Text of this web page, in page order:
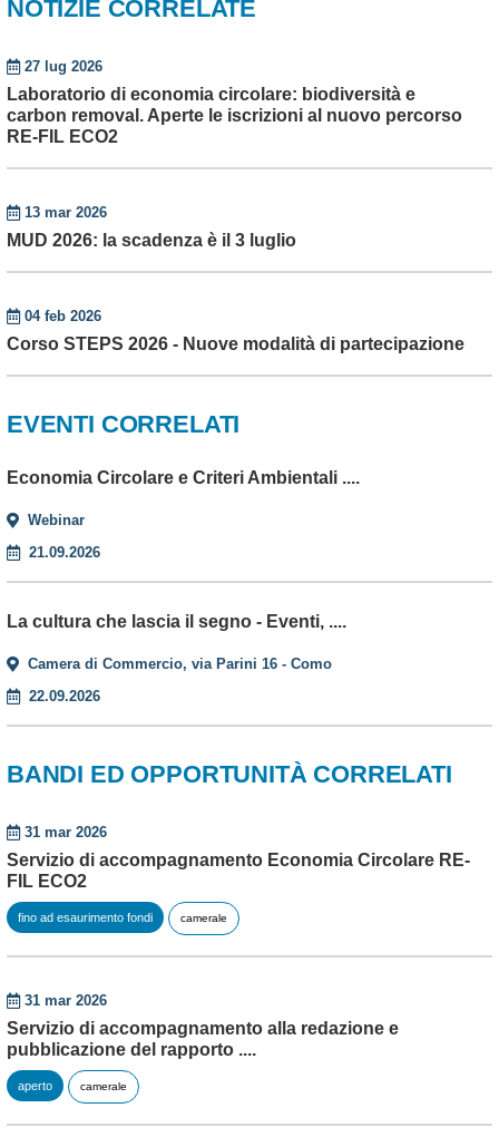
NOTIZIE CORRELATE
27 lug 2026
Laboratorio di economia circolare: biodiversità e
carbon removal. Aperte le iscrizioni al nuovo percorso
RE-FIL ECO2
13 mar 2026
MUD 2026: la scadenza è il 3 luglio
04 feb 2026
Corso STEPS 2026 - Nuove modalità di partecipazione
EVENTI CORRELATI
Economia Circolare e Criteri Ambientali ....
Webinar
21.09.2026
La cultura che lascia il segno - Eventi, ....
Camera di Commercio, via Parini 16 - Como
22.09.2026
BANDI ED OPPORTUNITÀ CORRELATI
31 mar 2026
Servizio di accompagnamento Economia Circolare RE-
FIL ECO2
fino ad esaurimento fondi camerale
31 mar 2026
Servizio di accompagnamento alla redazione e
pubblicazione del rapporto ....
aperto camerale